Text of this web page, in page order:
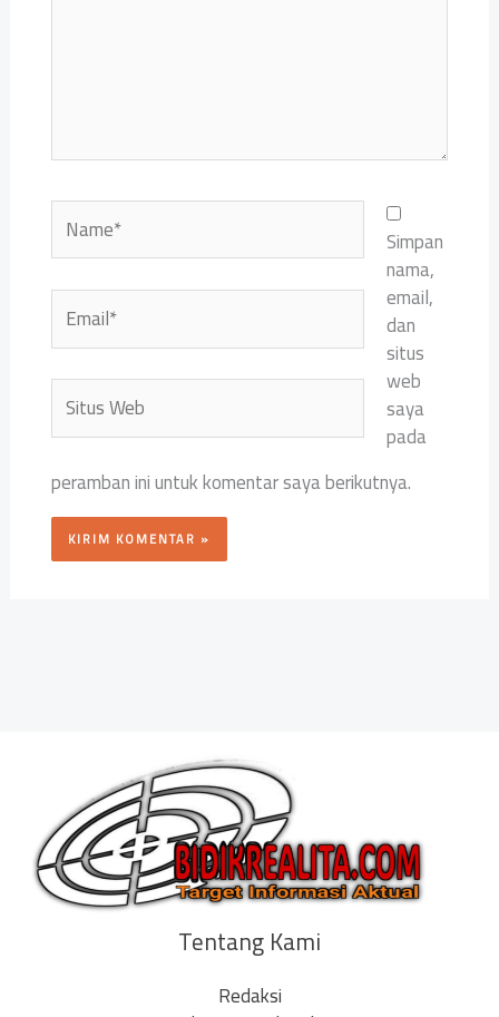
Name*
Email*
Situs
Web
Simpan
nama,
email,
dan
situs
web
saya
pada
peramban ini untuk komentar saya berikutnya.
Tentang Kami
Redaksi